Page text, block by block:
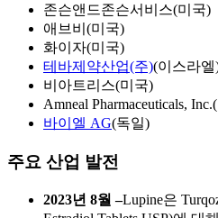
존슨앤드존슨서비스(미국)
애브비(미국)
화이자(미국)
테바제약산업(주)(이스라엘
비아트리스(미국)
Amneal Pharmaceuticals,
바이엘 AG(독일)
주요 산업 발전
2023년 8월 –Lupine은